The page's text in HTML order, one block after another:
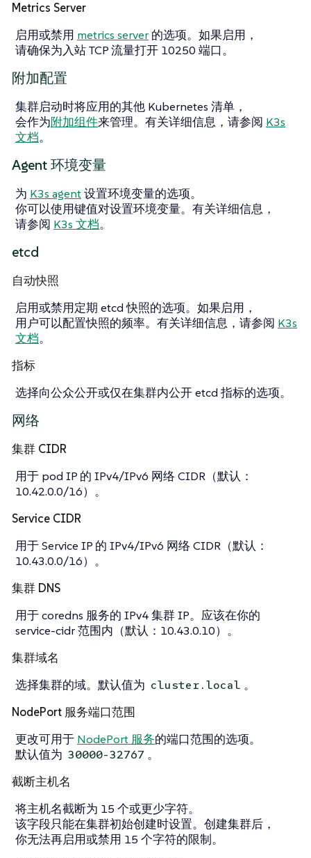
Metrics Server
启用或禁用 metrics server 的选项。如果启用，
请确保为入站 TCP 流量打开 10250 端口。
附加配置
集群启动时将应用的其他 Kubernetes 清单，
会作为附加组件来管理。有关详细信息，请参阅 K3s
文档。
Agent 环境变量
为 K3s agent设置环境变量的选项。
你可以使用键值对设置环境变量。有关详细信息，
请参阅 K3s 文档。
etcd
自动快照
启用或禁用定期 etcd 快照的选项。如果启用，
用户可以配置快照的频率。有关详细信息，请参阅 K3s
文档。
指标
选择向公众公开或仅在集群内公开 etcd 指标的选项。
网络
集群 CIDR
用于 pod IP 的 IPv4/IPv6 网络 CIDR（默认：
10.42.0.0/16）。
Service CIDR
用于 Service IP 的 IPv4/IPv6 网络 CIDR（默认：
10.43.0.0/16）。
集群 DNS
用于 coredns 服务的 IPv4 集群 IP。应该在你的
service-cidr 范围内（默认：10.43.0.10）。
集群域名
选择集群的域。默认值为 cluster.local 。
NodePort 服务端口范围
更改可用于 NodePort 服务的端口范围的选项。
默认值为 30000-32767 。
截断主机名
将主机名截断为 15 个或更少字符。
该字段只能在集群初始创建时设置。创建集群后，
你无法再启用或禁用 15 个字符的限制。